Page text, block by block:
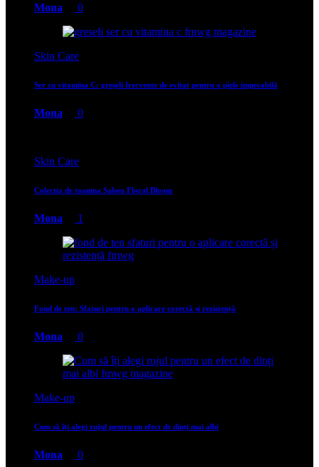
Mona 0
Skin Care
Ser cu vitamina C: greșeli frecvente de evitat pentru o piele impecabilă
Mona 0
Skin Care
Colectia de toamna Sabon Floral Bloom
Mona 1
Make-up
Fond de ten: Sfaturi pentru o aplicare corectă și rezistență
Mona 0
Make-up
Cum să îți alegi rujul pentru un efect de dinți mai albi
Mona 0